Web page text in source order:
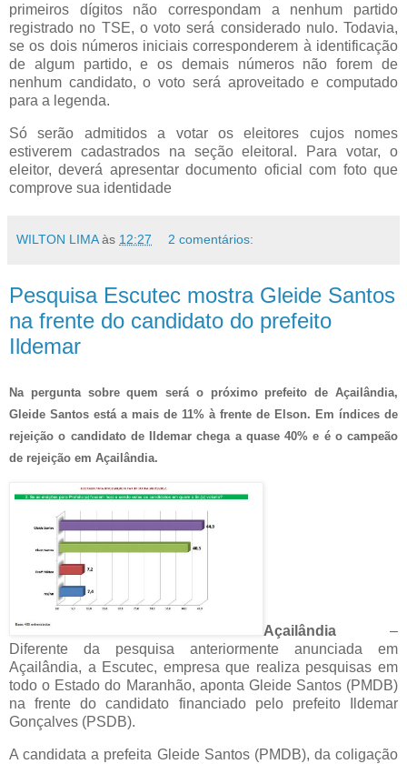
primeiros dígitos não correspondam a nenhum partido
registrado no TSE, o voto será considerado nulo. Todavia,
se os dois números iniciais corresponderem à identificação
de algum partido, e os demais números não forem de
nenhum candidato, o voto será aproveitado e computado
para a legenda.
Só serão admitidos a votar os eleitores cujos nomes
estiverem cadastrados na seção eleitoral. Para votar, o
eleitor, deverá apresentar documento oficial com foto que
comprove sua identidade
WILTON LIMA às 12:27 2 comentários:
Pesquisa Escutec mostra Gleide Santos
na frente do candidato do prefeito
Ildemar
Na pergunta sobre quem será o próximo prefeito de Açailândia,
Gleide Santos está a mais de 11% à frente de Elson. Em índices de
rejeição o candidato de Ildemar chega a quase 40% e é o campeão
de rejeição em Açailândia.
Açailândia –
Diferente da pesquisa anteriormente anunciada em
Açailândia, a Escutec, empresa que realiza pesquisas em
todo o Estado do Maranhão, aponta Gleide Santos (PMDB)
na frente do candidato financiado pelo prefeito Ildemar
Gonçalves (PSDB).
A candidata a prefeita Gleide Santos (PMDB), da coligação